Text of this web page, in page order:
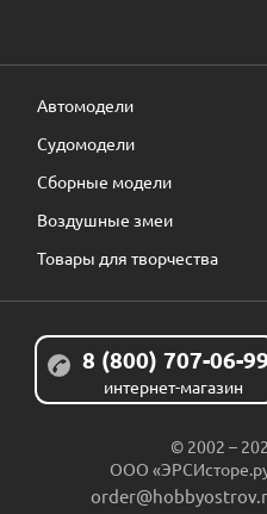
Автомодели
Судомодели
Сборные модели
Воздушные змеи
Товары для творчества
8 (800) 707-06-
интернет-магазин
© 2002 –
ООО